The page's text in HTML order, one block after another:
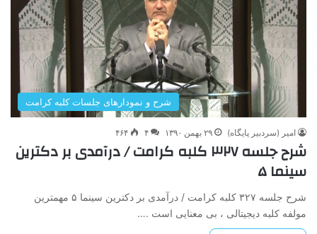
شرح و نمودارهای جلسات کلبه کرامت
امیر (سردبیر پایگاه) ۲۹ بهمن ۱۳۹۰ ۴ ۴۶۴
شرح جلسه ۳۲۷ کلبه کرامت / درآمدی بر دکترین
سینما ۵
شرح جلسه ۳۲۷ کلبه کرامت / درآمدی بر دکترین سینما ۵ مهمترین
مولفه کلبه دیجیتالی ، بی معنایی است .…